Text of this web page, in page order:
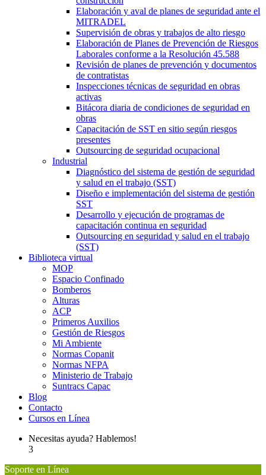
Elaboración y aval de planes de seguridad ante el
MITRADEL
Supervisión de obras y trabajos de alto riesgo
Elaboración de Planes de Prevención de Riesgos
Laborales conforme a la Resolución 45.588
Revisión de planes de prevención y documentos
de contratistas
Inspecciones técnicas de seguridad en obras
activas
Bitácora diaria de condiciones de seguridad en
obras
Capacitación de SST en sitio según riesgos
presentes
Outsourcing de seguridad ocupacional
Industrial
Diagnóstico del sistema de gestión de seguridad
y salud en el trabajo (SST)
Diseño e implementación del sistema de gestión
SST
Desarrollo y ejecución de programas de
capacitación continua en seguridad
Outsourcing en seguridad y salud en el trabajo
(SST)
Biblioteca virtual
MOP
Espacio Confinado
Bomberos
Alturas
ACP
Primeros Auxilios
Gestión de Riesgos
Mi Ambiente
Normas Copanit
Normas NFPA
Ministerio de Trabajo
Suntracs Capac
Blog
Contacto
Cursos en Línea
Necesitas ayuda? Hablemos!
3
Soporte en Línea